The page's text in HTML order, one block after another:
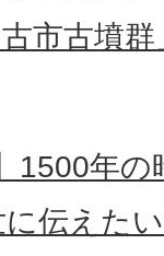
市古墳
1500年
に伝えた